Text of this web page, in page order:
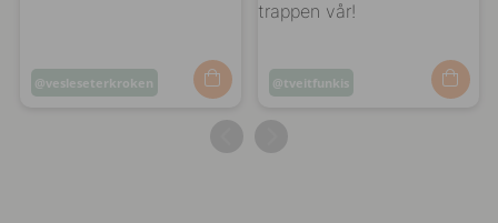
Innlegg
vesleseterkroken
Innlegg
tveitfunkis